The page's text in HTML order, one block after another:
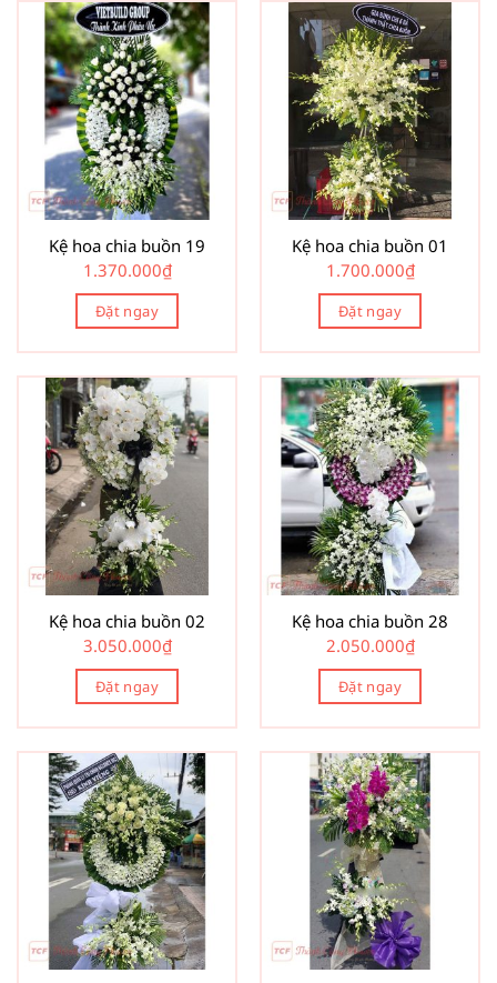
Kệ hoa chia buồn 19
1.370.000₫
Đặt ngay
Kệ hoa chia buồn 01
1.700.000₫
Đặt ngay
Kệ hoa chia buồn 02
3.050.000₫
Đặt ngay
Kệ hoa chia buồn 28
2.050.000₫
Đặt ngay